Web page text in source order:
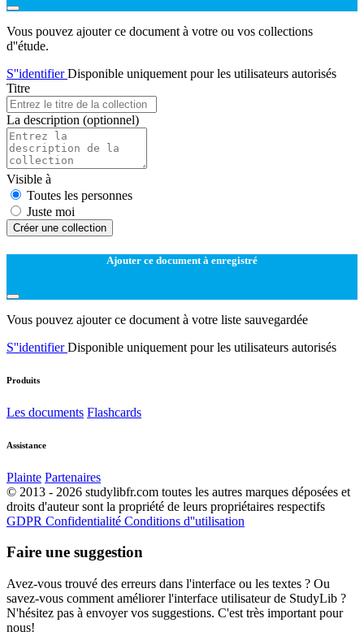
Vous pouvez ajouter ce document à votre ou vos collections
d''étude.
S''identifierDisponible uniquement pour les utilisateurs autorisés
Titre
La description (optionnel)
Visible à
Toutes les personnes
Juste moi
Créer une collection
Ajouter ce document à enregistré
Vous pouvez ajouter ce document à votre liste sauvegardée
S''identifierDisponible uniquement pour les utilisateurs autorisés
Produits
Les documents Flashcards
Assistance
Plainte Partenaires
© 2013 - 2026 studylibfr.com toutes les autres marques déposées et
droits d'auteur sont la propriété de leurs propriétaires respectifs
GDPR Confidentialité Conditions d''utilisation
Faire une suggestion
Avez-vous trouvé des erreurs dans l'interface ou les textes ? Ou
savez-vous comment améliorer l'interface utilisateur de StudyLib ?
N'hésitez pas à envoyer vos suggestions. C'est très important pour
nous!